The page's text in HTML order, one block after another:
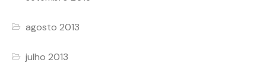
agosto 2013
julho 2013